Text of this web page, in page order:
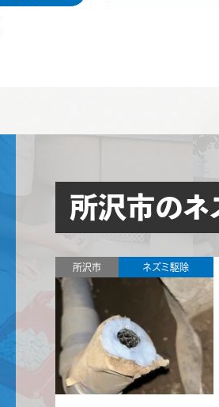
所沢市のネ
所沢市 ネズミ駆除